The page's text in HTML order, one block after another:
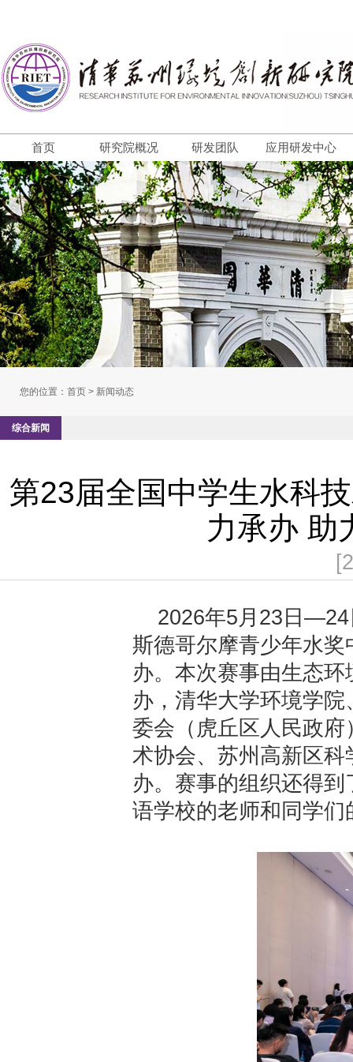
首页 研究院概况 研发团队 应用研发中心
您的位置： 首页 > 新闻动态
综合新闻
第23届全国中学生水科
力承办 助
2026年5月23日—24
斯德哥尔摩青少年水
办。本次赛事由生态
办，清华大学环境学
委会（虎丘区人民政
术协会、苏州高新区
办。赛事的组织还得
语学校的老师和同学们